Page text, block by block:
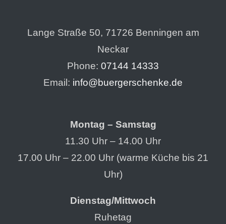
Lange Straße 50, 71726 Benningen am
Neckar
Phone: 07144 14333
Email: info@buergerschenke.de
Montag – Samstag
11.30 Uhr – 14.00 Uhr
17.00 Uhr – 22.00 Uhr (warme Küche bis 21
Uhr)
Dienstag/Mittwoch
Ruhetag